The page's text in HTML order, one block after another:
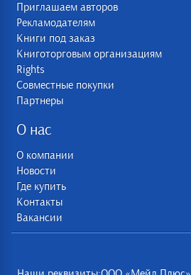
Приглашаем авторов
Рекламодателям
Книги под заказ
Книготорговым организациям
Rights
Совместные покупки
Партнеры
О нас
О компании
Новости
Где купить
Контакты
Вакансии